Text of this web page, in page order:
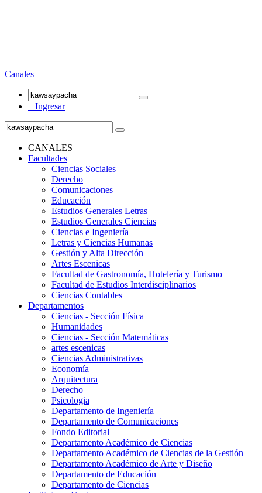
Canales
Ingresar
CANALES
Facultades
Ciencias Sociales
Derecho
Comunicaciones
Educación
Estudios Generales Letras
Estudios Generales Ciencias
Ciencias e Ingeniería
Letras y Ciencias Humanas
Gestión y Alta Dirección
Artes Escenicas
Facultad de Gastronomía, Hotelería y Turismo
Facultad de Estudios Interdisciplinarios
Ciencias Contables
Departamentos
Ciencias - Sección Física
Humanidades
Ciencias - Sección Matemáticas
artes escenicas
Ciencias Administrativas
Economía
Arquitectura
Derecho
Psicologia
Departamento de Ingeniería
Departamento de Comunicaciones
Fondo Editorial
Departamento Académico de Ciencias
Departamento Académico de Ciencias de la Gestión
Departamento Académico de Arte y Diseño
Departamento de Educación
Departamento de Ciencias